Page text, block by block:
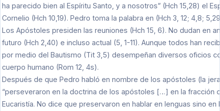
ha parecido bien al Espíritu Santo, y a nosotros” (Hch 15,28) el
Cornelio (Hch 10,19). Pedro toma la palabra en (Hch 3, 12; 4,8;
Los Apóstoles presiden las reuniones (Hch 15, 6). No dudan en
futuro (Hch 2,40) e incluso actual (5, 1-11). Aunque todos han
por medio del Bautismo (Tit 3,5) desempeñan diversos oficios
cuerpo humano (Rom 12, 4s).
Después de que Pedro habló en nombre de los apóstoles (la
“perseveraron en la doctrina de los apóstoles […] en la fracción
Eucaristía. No dice que preservaron en hablar en lenguas sino